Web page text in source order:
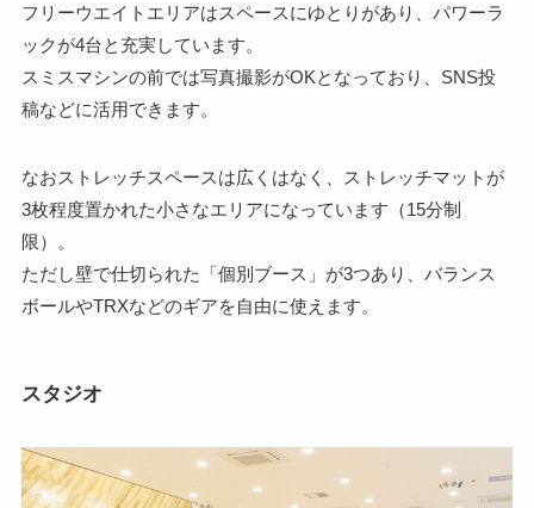
フリーウエイトエリアはスペースにゆとりがあり、パワーラ
ックが4台と充実しています。
スミスマシンの前では写真撮影がOKとなっており、SNS投
稿などに活用できます。
なおストレッチスペースは広くはなく、ストレッチマットが
3枚程度置かれた小さなエリアになっています（15分制
限）。
ただし壁で仕切られた「個別ブース」が3つあり、バランス
ボールやTRXなどのギアを自由に使えます。
スタジオ